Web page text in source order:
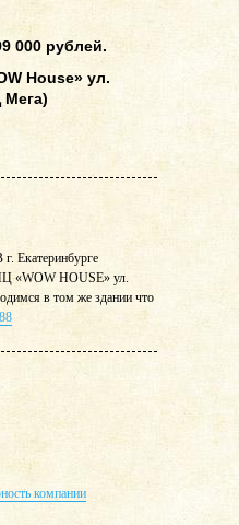
000 рублей.
House» ул.
Мега)
Екатеринбурге
«WOW HOUSE» ул.
в том же здании что
компании